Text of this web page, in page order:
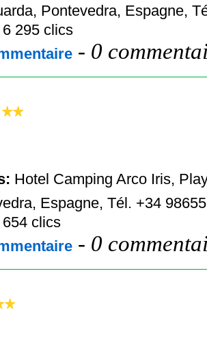
Pontevedra, Espagne,
6 295 clics
- 0
Hotel Camping Arco Iris,
Espagne, Tél. +34
654 clics
- 0